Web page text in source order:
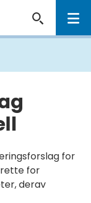
for
rette for
derav